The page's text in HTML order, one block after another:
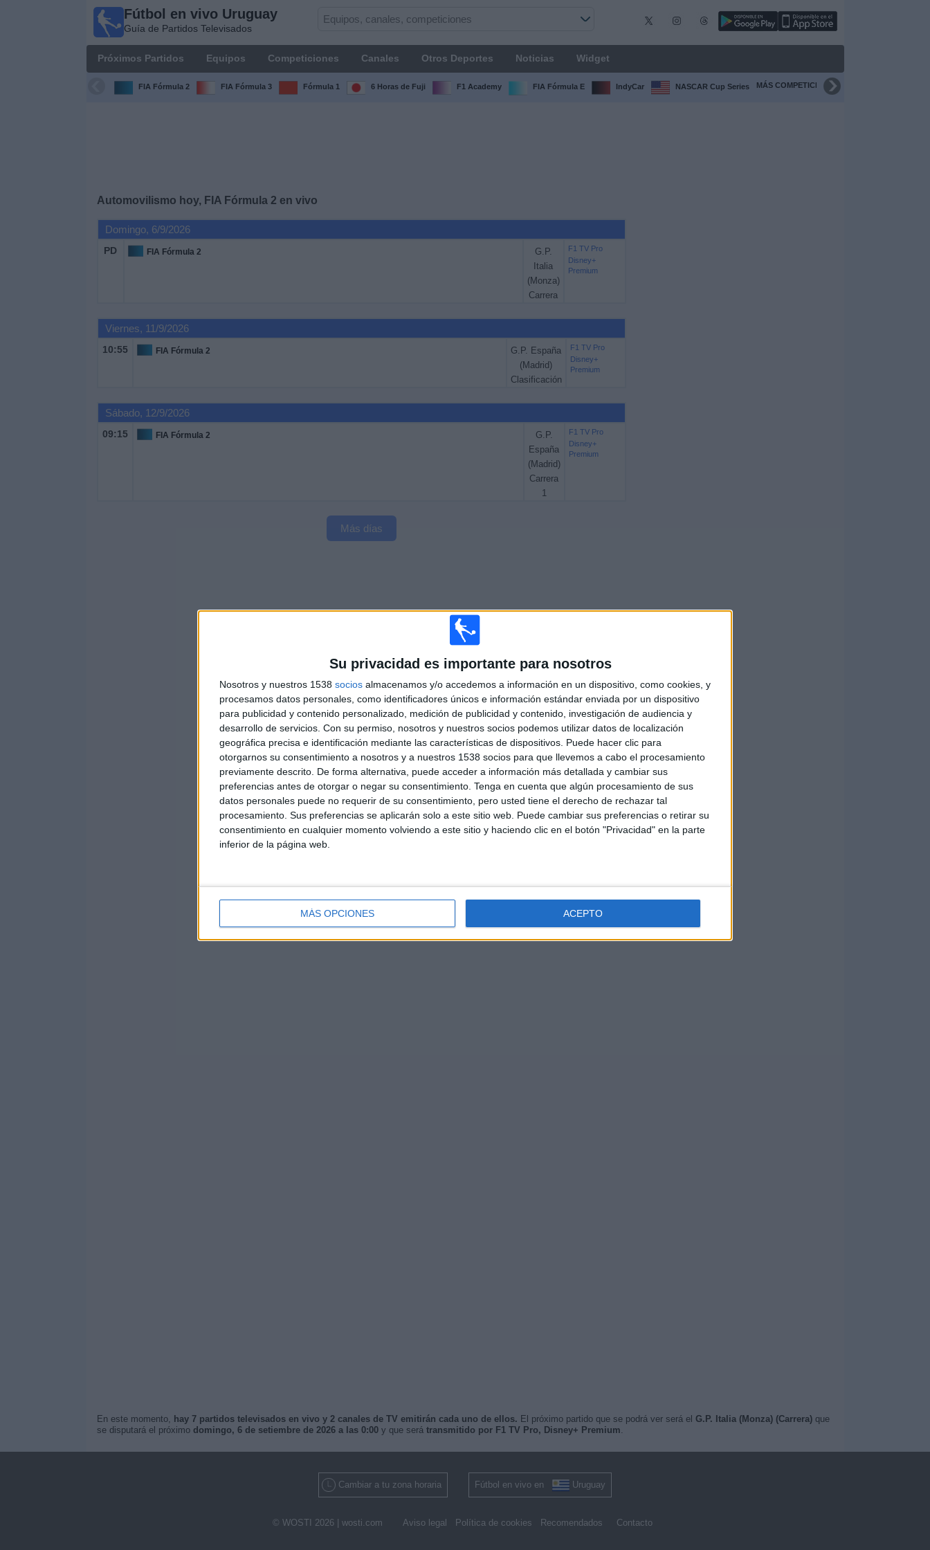
Su privacidad es importante para nosotros
Nosotros y nuestros 1538 socios almacenamos y/o accedemos a información en un dispositivo, como cookies, y
procesamos datos personales, como identificadores únicos e información estándar enviada por un dispositivo
para publicidad y contenido personalizado, medición de publicidad y contenido, investigación de audiencia y
desarrollo de servicios. Con su permiso, nosotros y nuestros socios podemos utilizar datos de localización
geográfica precisa e identificación mediante las características de dispositivos. Puede hacer clic para
otorgarnos su consentimiento a nosotros y a nuestros 1538 socios para que llevemos a cabo el procesamiento
previamente descrito. De forma alternativa, puede acceder a información más detallada y cambiar sus
preferencias antes de otorgar o negar su consentimiento. Tenga en cuenta que algún procesamiento de sus
datos personales puede no requerir de su consentimiento, pero usted tiene el derecho de rechazar tal
procesamiento. Sus preferencias se aplicarán solo a este sitio web. Puede cambiar sus preferencias o retirar su
consentimiento en cualquier momento volviendo a este sitio y haciendo clic en el botón "Privacidad" en la parte
inferior de la página web.
MÁS OPCIONES ACEPTO
Fútbol en vivo Uruguay
Guía de Partidos Televisados
Próximos Partidos Equipos Competiciones Canales Otros Deportes Noticias Widget
FIA Fórmula 2 FIA Fórmula 3 Fórmula 1 6 Horas de Fuji F1 Academy FIA Fórmula E IndyCar NASCAR Cup Series MÁS COMPETICIONES
Automovilismo hoy, FIA Fórmula 2 en vivo
Domingo, 6/9/2026
PD FIA Fórmula 2
G.P.
Italia
(Monza)
Carrera
F1 TV Pro
Disney+
Premium
Viernes, 11/9/2026
10:55 FIA Fórmula 2
G.P. España
(Madrid)
Clasificación
F1 TV Pro
Disney+
Premium
Sábado, 12/9/2026
09:15 FIA Fórmula 2
G.P.
España
(Madrid)
Carrera
1
F1 TV Pro
Disney+
Premium
Más días
En este momento, hay 7 partidos televisados en vivo y 2 canales de TV emitirán cada uno de ellos. El próximo partido que se podrá ver será el G.P. Italia (Monza) (Carrera)que
se disputará el próximo domingo, 6 de setiembre de 2026 a las 0:00y que será transmitido por F1 TV Pro, Disney+ Premium.
Cambiar a tu zona horaria Fútbol en vivo en Uruguay
© WOSTI 2026 | wosti.com Aviso legal Política de cookies Recomendados Contacto
Uruguay